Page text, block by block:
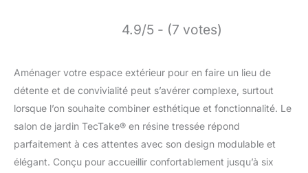
4.9/5 - (7 votes)
Aménager votre espace extérieur pour en faire un lieu de
détente et de convivialité peut s’avérer complexe, surtout
lorsque l’on souhaite combiner esthétique et fonctionnalité. Le
salon de jardin TecTake® en résine tressée répond
parfaitement à ces attentes avec son design modulable et
élégant. Conçu pour accueillir confortablement jusqu’à six